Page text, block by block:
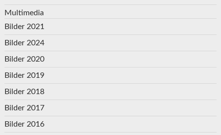
Multimedia
Bilder 2021
Bilder 2024
Bilder 2020
Bilder 2019
Bilder 2018
Bilder 2017
Bilder 2016